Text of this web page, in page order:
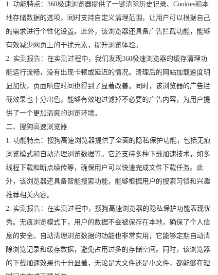
1. 功能特点：360极速浏览器提供了一键清除历史记录、Cookies和本
地存储数据的选项，同时支持自定义清理范围，让用户可以根据自己
的需求进行个性化设置。此外，该浏览器还具备广告拦截功能，能够
有效减少网页上的干扰元素，提升浏览体验。
2. 实测报告：在实测过程中，我们发现360极速浏览器的缓存清理功
能运行流畅，没有出现卡顿或延迟的情况。清理后的网站加载速度明
显加快，页面响应时间也得到了显著改善。同时，该浏览器的广告拦
截效果也十分出色，能够有效地过滤掉不必要的广告内容，为用户提
供了一个更加清爽的浏览环境。
二、搜狗高速浏览器
1. 功能特点：搜狗高速浏览器提供了全面的隐私保护功能，包括无痕
浏览模式和自动清理浏览数据等。它还支持多种下载加速技术，如多
线程下载和断点续传等，确保用户可以快速完成文件下载任务。此
外，该浏览器还具备智能搜索功能，能够根据用户的搜索习惯和兴趣
推荐相关内容。
2. 实测报告：在实测过程中，搜狗高速浏览器的隐私保护功能表现优
秀。无痕浏览模式下，用户的数据不会被保存在本地，确保了个人信
息的安全。自动清理浏览数据的功能也非常实用，它能够定期自动清
除浏览记录和缓存数据，避免占用过多的存储空间。同时，该浏览器
的下载加速效果也十分显著，无论是大文件还是小文件，都能够在短